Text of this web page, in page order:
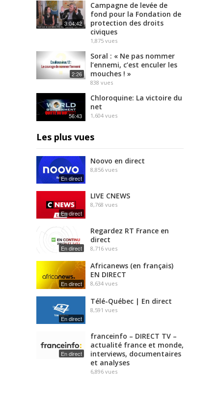
3:04:42
Campagne de levée de
fond pour la Fondation de
protection des droits
civiques
1,875 vues
2:26
Soral : « Ne pas nommer
l’ennemi, c’est enculer les
mouches ! »
838 vues
56:43
Chloroquine: La victoire du
net
1,604 vues
Les plus vues
En direct
Noovo en direct
8,856 vues
En direct
LIVE CNEWS
8,768 vues
En direct
Regardez RT France en
direct
8,716 vues
En direct
Africanews (en français)
EN DIRECT
8,634 vues
En direct
Télé-Québec | En direct
8,591 vues
En direct
franceinfo – DIRECT TV –
actualité france et monde,
interviews, documentaires
et analyses
6,896 vues